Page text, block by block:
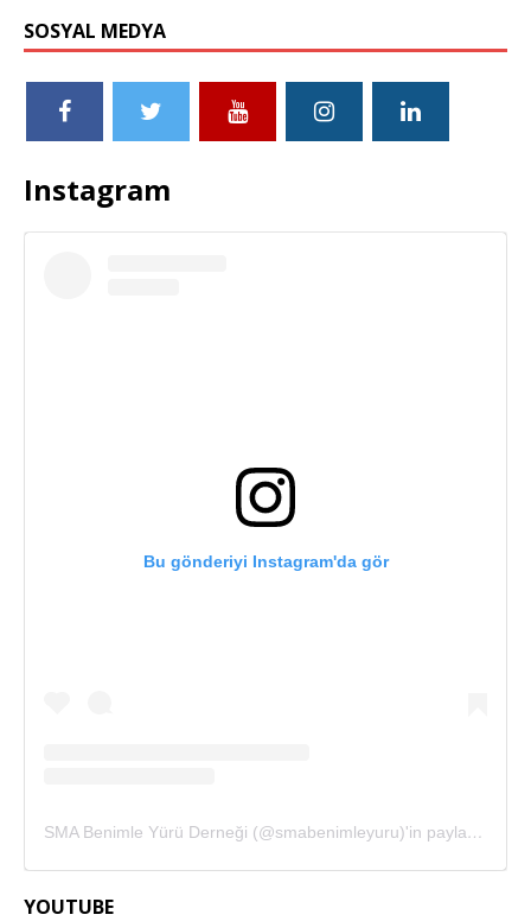
SOSYAL MEDYA
Instagram
Bu gönderiyi Instagram'da gör
SMA Benimle Yürü Derneği (@smabenimleyuru)'in paylaştığı bir gönderi
YOUTUBE